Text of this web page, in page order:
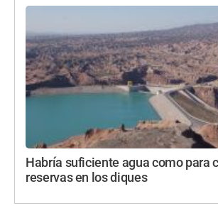
Habría suficiente agua como para
reservas en los diques